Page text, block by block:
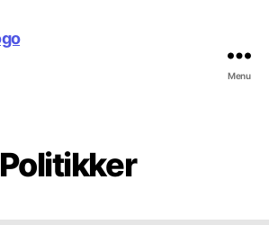
Menu
Politikker